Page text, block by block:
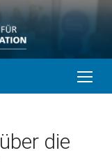
die